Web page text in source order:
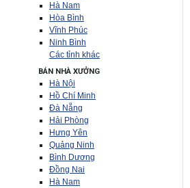
Hà Nam
Hòa Bình
Vĩnh Phúc
Ninh Bình
Các tỉnh khác
BÁN NHÀ XƯỞNG
Hà Nội
Hồ Chí Minh
Đà Nẵng
Hải Phòng
Hưng Yên
Quảng Ninh
Bình Dương
Đồng Nai
Hà Nam